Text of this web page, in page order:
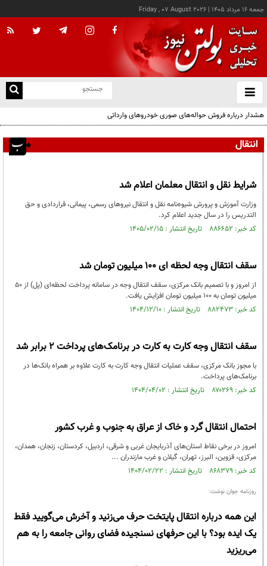
جمعه ۱۶ مرداد ۱۴۰۵ |
Friday , 07 August 2026
باز
و
هشدار درباره فروش حواله‌های صوری خودروهای وارداتی
انتقال
شرایط نقل و انتقال معلمان اعلام شد
وزارت آموزش و پرورش شیوه‌نامه نقل و انتقال نیروهای رسمی، پیمانی، قراردادی و حق
التدریس را در سال جدید اعلام کرد.
کد خبر: ۸۸۶۶۵۲ تاریخ انتشار : ۱۴۰۵/۰۲/۱۵
سقف انتقال وجه لحظه ای ۱۰۰ میلیون تومان شد
از امروز و با تصمیم بانک مرکزی، سقف انتقال وجه در سامانه پرداخت لحظه‌ای (پل) از ۵۰
میلیون تومان به ۱۰۰ میلیون تومان افزایش یافت.
کد خبر: ۸۸۲۴۷۳ تاریخ انتشار : ۱۴۰۴/۱۲/۱۰
سقف انتقال وجه کارت به کارت در برنامک‌های پرداخت ۲ برابر شد
با مجوز بانک مرکزی، سقف عملیات انتقال وجه کارت به کارت علاوه بر همراه بانک‌ها در
برنامک‌های پرداخت.
کد خبر: ۸۷۰۲۶۹ تاریخ انتشار : ۱۴۰۴/۰۴/۰۲
احتمال انتقال گرد و خاک از عراق به جنوب و غرب کشور
امروز در برخی نقاط استان‌های آذربایجان غربی و شرقی، اردبیل، کردستان، زنجان، همدان،
مرکزی، قزوین، البرز، تهران، گیلان و غرب مازندران ...
کد خبر: ۸۶۸۳۷۹ تاریخ انتشار : ۱۴۰۴/۰۲/۲۲
روزنامه جوان نوشت:
این همه در‌باره انتقال پایتخت حرف می‌زنید و آخرش می‌گویید فقط
یک ایده بود؟ با این حرفهای نسنجیده فضای روانی جامعه را به هم
می‌ریزید